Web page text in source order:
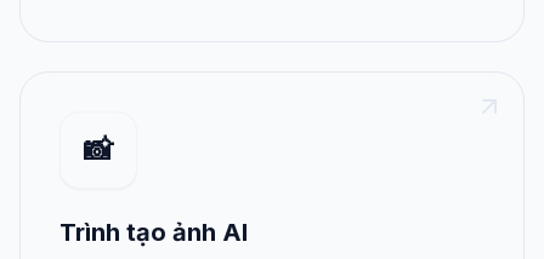
📸
Trình tạo ảnh AI